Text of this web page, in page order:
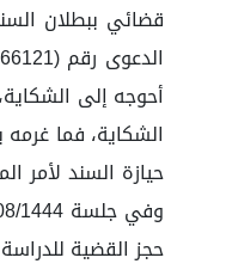
قضائي ببطلان
حجز القضية